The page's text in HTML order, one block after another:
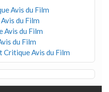
Avis du Film
du Film
Avis du Film
du Film
Avis du Film